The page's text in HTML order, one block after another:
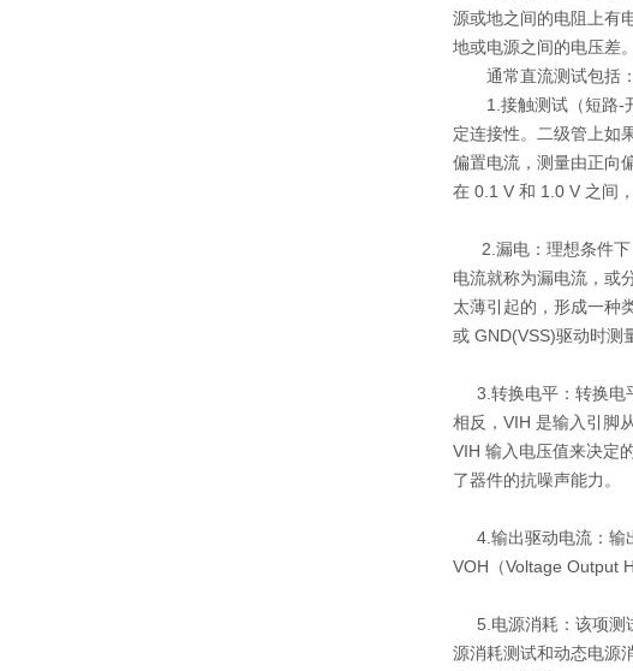
源或地之间的电阻上有
地或电源之间的电压差。
通常直流测试包括：
1. 接触测试（短路-
定连接性。二级管上如
偏置电流，测量由正向
在 0.1 V 和 1.0 V 之间
2. 漏电：理想条件
电流就称为漏电流，或
太薄引起的，形成一种
或 GND(VSS)驱动时测
3. 转换电平：转换电
相反， VIH 是输入引脚
VIH 输入电压值来决定
了器件的抗噪声能力。
4. 输出驱动电流：输
VOH （Voltage Output
5. 电源消耗：该项测
源消耗测试和动态电源